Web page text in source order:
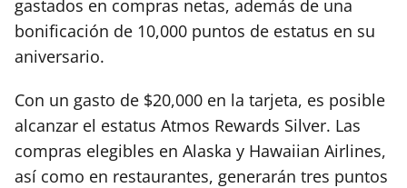
gastados en compras netas, además de una
bonificación de 10,000 puntos de estatus en su
aniversario.
Con un gasto de $20,000 en la tarjeta, es posible
alcanzar el estatus Atmos Rewards Silver. Las
compras elegibles en Alaska y Hawaiian Airlines,
así como en restaurantes, generarán tres puntos